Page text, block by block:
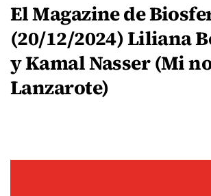
El Magazine de
(20/12/2024) Liliana
y Kamal Nasser (Mi
Lanzarote)